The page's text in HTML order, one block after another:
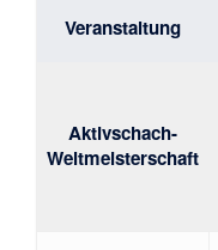
Veranstaltung
Aktivschach-
Weltmeisterschaft